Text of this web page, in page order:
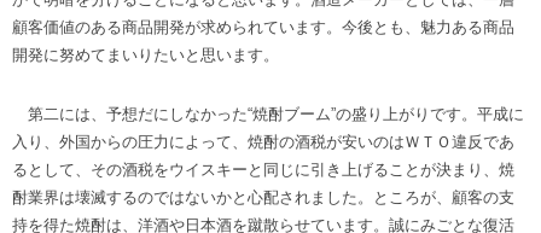
顧客価値のある商品開発が求められています。今後とも、魅力ある商品
開発に努めてまいりたいと思います。
第二には、予想だにしなかった“焼酎ブーム”の盛り上がりです。平成に
入り、外国からの圧力によって、焼酎の酒税が安いのはＷＴＯ違反であ
るとして、その酒税をウイスキーと同じに引き上げることが決まり、焼
酎業界は壊滅するのではないかと心配されました。ところが、顧客の支
持を得た焼酎は、洋酒や日本酒を蹴散らせています。誠にみごとな復活